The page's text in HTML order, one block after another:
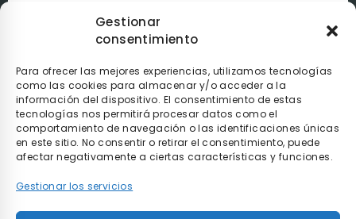
Gestionar
consentimiento
Para ofrecer las mejores experiencias, utilizamos tecnologías
como las cookies para almacenar y/o acceder a la
información del dispositivo. El consentimiento de estas
tecnologías nos permitirá procesar datos como el
comportamiento de navegación o las identificaciones únicas
en este sitio. No consentir o retirar el consentimiento, puede
afectar negativamente a ciertas características y funciones.
Gestionar los servicios
Paga a tu ritmo con
puedes pagar de la manera que tú elijas con
Tú
decides si pagarlo en el momento, después de recibir el